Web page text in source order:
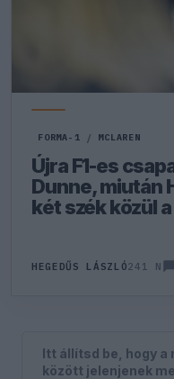
FORMA-1 / MCLAREN
Újra F1-es
Dunne, miután
két szék közül
HEGEDŰS LÁSZLÓ241 N
Itt állítsd be, hogy
között jelenjenek